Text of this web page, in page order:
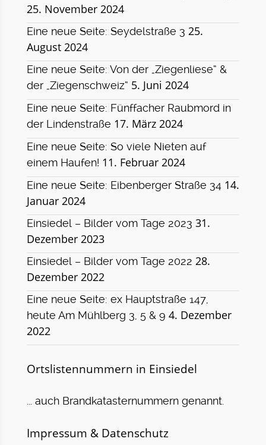
25. November 2024
Eine neue Seite: Seydelstraße 3 25.
August 2024
Eine neue Seite: Von der „Ziegenliese“ &
der „Ziegenschweiz“ 5. Juni 2024
Eine neue Seite: Fünffacher Raubmord in
der Lindenstraße 17. März 2024
Eine neue Seite: So viele Nieten auf
einem Haufen! 11. Februar 2024
Eine neue Seite: Eibenberger Straße 34 14.
Januar 2024
Einsiedel – Bilder vom Tage 2023 31.
Dezember 2023
Einsiedel – Bilder vom Tage 2022 28.
Dezember 2022
Eine neue Seite: ex Hauptstraße 147,
heute Am Mühlberg 3, 5 & 9 4. Dezember
2022
Ortslistennummern in Einsiedel
... auch Brandkatasternummern genannt.
Impressum & Datenschutz